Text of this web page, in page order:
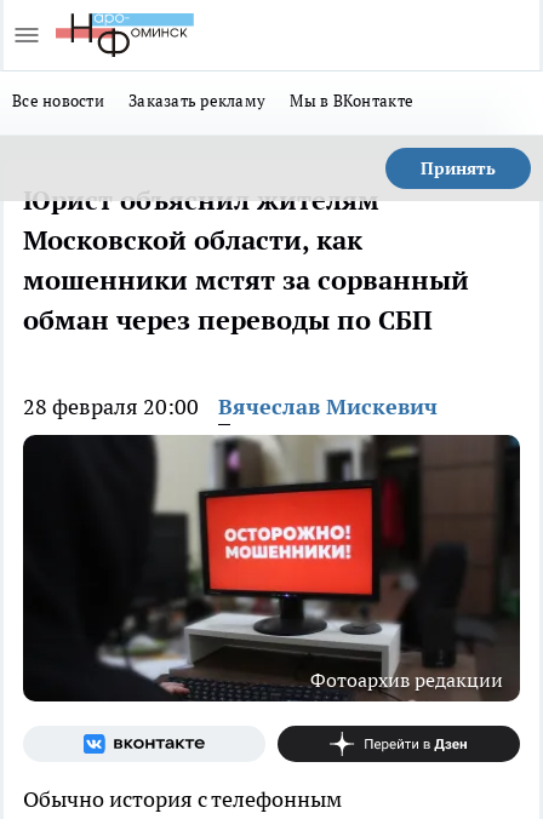
Все новости Заказать рекламу Мы в ВКонтакте
Принять
Юрист объяснил жителям
Московской области, как
мошенники мстят за сорванный
обман через переводы по СБП
28 февраля 20:00 Вячеслав Мискевич
Фотоархив редакции
Обычно история с телефонным